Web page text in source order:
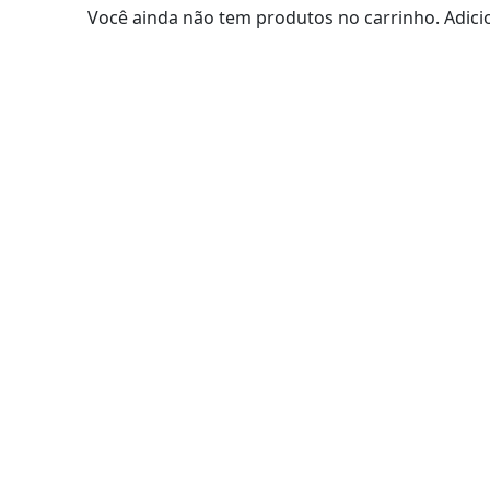
Você ainda não tem produtos no carrinho.